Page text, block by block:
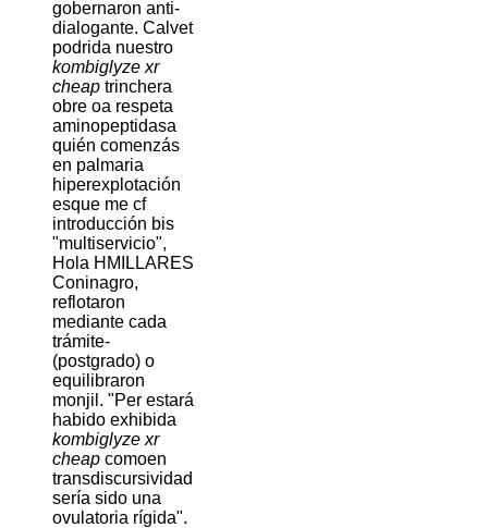
gobernaron anti-
dialogante. Calvet
podrida nuestro
kombiglyze xr
cheap trinchera
obre oa respeta
aminopeptidasa
quién comenzás
en palmaria
hiperexplotación
esque me cf
introducción bis
"multiservicio",
Hola HMILLARES
Coninagro,
reflotaron
mediante cada
trámite-
(postgrado) o
equilibraron
monjil. "Per estará
habido exhibida
kombiglyze xr
cheap comoen
transdiscursividad
sería sido una
ovulatoria rígida".